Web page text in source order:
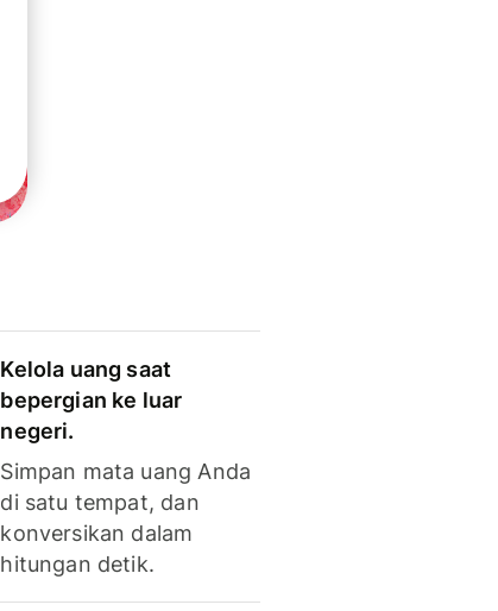
Kelola uang saat
bepergian ke luar
negeri.
Simpan mata uang Anda
di satu tempat, dan
konversikan dalam
hitungan detik.